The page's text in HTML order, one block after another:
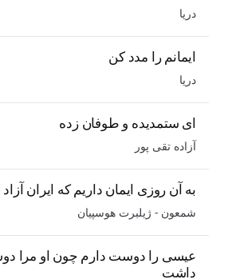
دریا
ایمانم را مدد کن
دریا
ای ستمدیده و طوفان زده
آزاده تقی پور
به آن روزی ایمان داریم که ایران
شمعون - ژیلبرت هوسپیان
عیسی را دوست دارم چون او مرا
داشت